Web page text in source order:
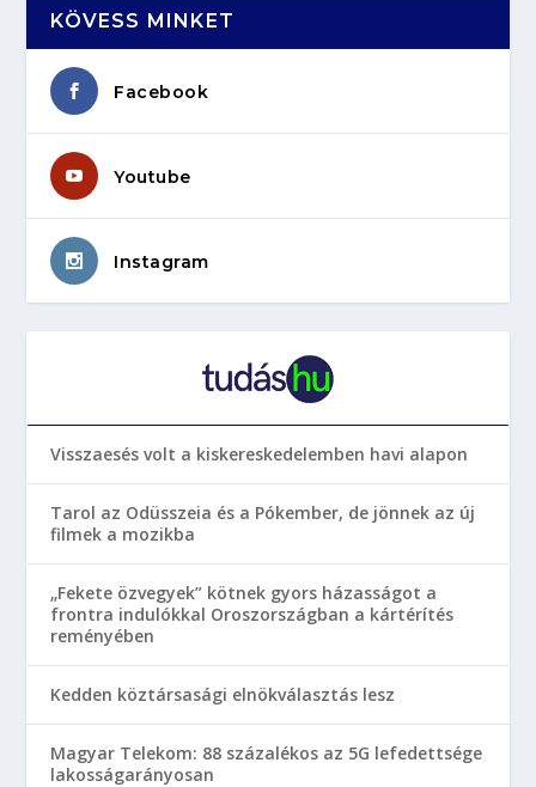
KÖVESS MINKET
Facebook
Youtube
Instagram
Visszaesés volt a kiskereskedelemben havi alapon
Tarol az Odüsszeia és a Pókember, de jönnek az új
filmek a mozikba
„Fekete özvegyek” kötnek gyors házasságot a
frontra indulókkal Oroszországban a kártérítés
reményében
Kedden köztársasági elnökválasztás lesz
Magyar Telekom: 88 százalékos az 5G lefedettsége
lakosságarányosan